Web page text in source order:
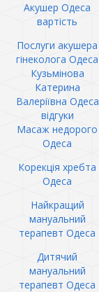
Акушер Одеса
вартість
Послуги акушера
гінеколога Одеса
Кузьмінова
Катерина
Валеріївна Одеса
відгуки
Масаж недорого
Одеса
Корекція хребта
Одеса
Найкращий
мануальний
терапевт Одеса
Дитячий
мануальний
терапевт Одеса